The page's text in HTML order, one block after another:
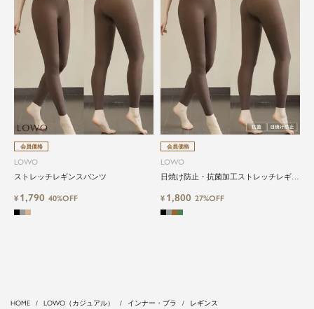
会員価格
LOWO
ストレッチレギンスパンツ
¥ 1,790 40%OFF
会員価格
LOWO
日焼け防止・抗菌加工ストレッチレギン
¥ 1,800 27%OFF
HOME LOWO（カジュアル） インナー・ブラ レギンス